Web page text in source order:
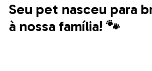
Seu pet nasceu para
à nossa família! 🐾